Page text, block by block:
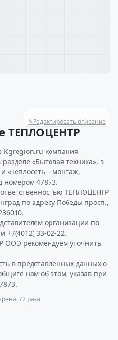
✎Редактировать описание
ТЕПЛОЦЕНТР
Kgregion.ru компания
«Бытовая техника», в
«Теплосеть – монтаж,
номером 47873.
ТЕПЛОЦЕНТР
по адресу Победы просп.,
организации по
+7(4012) 33-02-22.
ООО рекомендуем уточнить
в представленных данных о
нам об этом, указав при
72 раза